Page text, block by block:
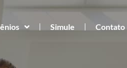
Simule Contato